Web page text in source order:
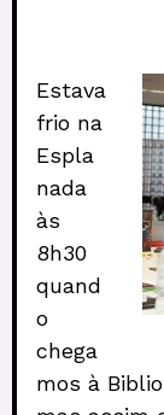
Estava
frio na
Espla
nada
às
8h30
quand
o
chega
mos à